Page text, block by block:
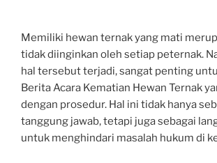
Memiliki hewan ternak yang mati
tidak diinginkan oleh setiap peternak.
hal tersebut terjadi, sangat penting
Berita Acara Kematian Hewan Ternak
dengan prosedur. Hal ini tidak hanya
tanggung jawab, tetapi juga sebagai
untuk menghindari masalah hukum di